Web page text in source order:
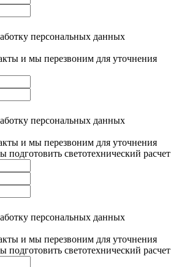
персональных данных
и мы перезвоним для уточнения
персональных данных
и мы перезвоним для уточнения
подготовить светотехнический расчет
персональных данных
и мы перезвоним для уточнения
подготовить светотехнический расчет